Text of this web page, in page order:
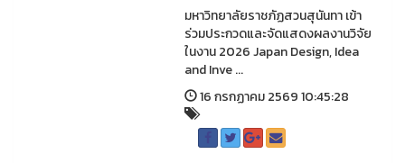
มหาวิทยาลัยราชภัฏสวนสุนันทา เข้า
ร่วมประกวดและจัดแสดงผลงานวิจัย
ในงาน 2026 Japan Design, Idea
and Inve ...
16 กรกฏาคม 2569 10:45:28